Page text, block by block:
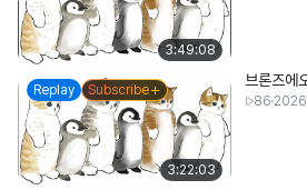
3:49:08
Replay Subscribe
3:22:03
브론즈에
86